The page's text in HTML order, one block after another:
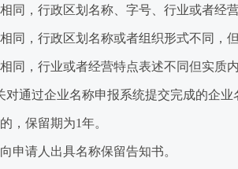
，行政区划名称、字号、行业或者经营
，行政区划名称或者组织形式不同，但
，行业或者经营特点表述不同但实质内
过企业名称申报系统提交完成的企业
，保留期为1年。
请人出具名称保留告知书。